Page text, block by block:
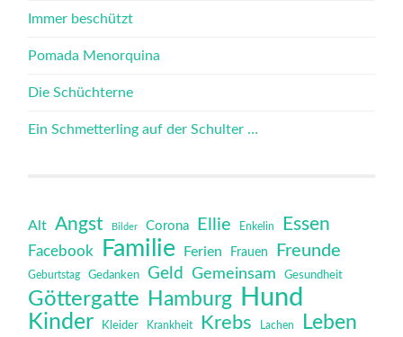
Immer beschützt
Pomada Menorquina
Die Schüchterne
Ein Schmetterling auf der Schulter …
Alt Angst Bilder Corona Ellie Enkelin Essen
Facebook Familie Ferien Frauen Freunde
Geburtstag Gedanken Geld Gemeinsam Gesundheit
Göttergatte Hamburg Hund
Kinder Kleider Krankheit Krebs Lachen Leben